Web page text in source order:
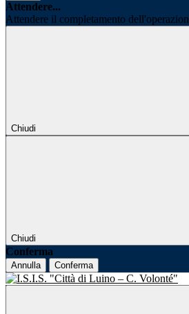
Attendere...
Attendere il completamento
Chiudi
Chiudi
Conferma
Annulla Conferma